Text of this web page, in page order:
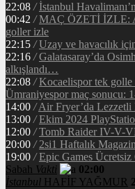
22:08 / İstanbul
00:42 / MAÇ ÖZETİ İZLE:
goller izle
22:15 / Uzay ve havacılık
22:16 / Galatasaray’da
alkışlandı…
22:08 / Kocaelispor tek golle
Ümraniyespor maç sonucu:
14:00 / Air Fryer’da
13:00 / Ekim 2024
12:00 / Tomb Raider IV-V-
20:00 / 2si1 Haftalık
19:00 / Epic Games Ücretsiz
Sabah Vakti
02:00
İstanbul HAFİF YAĞMUR